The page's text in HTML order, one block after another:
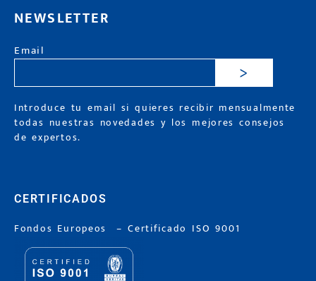
NEWSLETTER
Email
>
Introduce tu email si quieres recibir mensualmente
todas nuestras novedades y los mejores consejos
de expertos.
CERTIFICADOS
Fondos Europeos –Certificado ISO 9001